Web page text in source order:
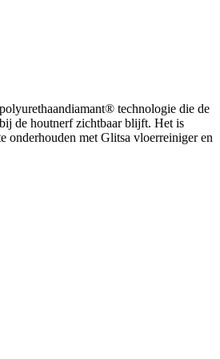
technologie die de
de houtnerf zichtbaar blijft. Het is
onderhouden met Glitsa vloerreiniger en